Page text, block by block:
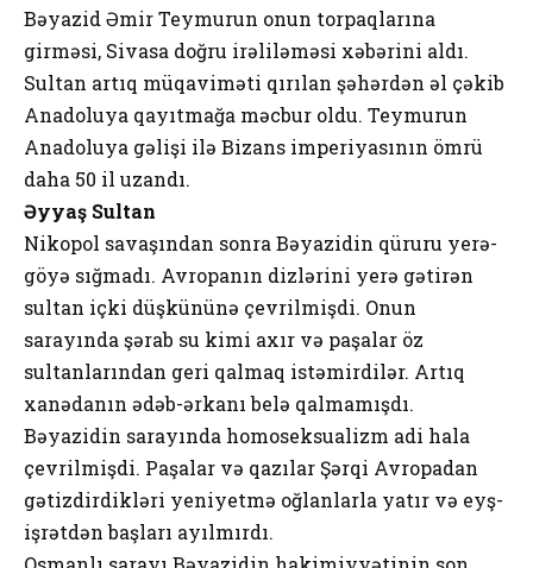
Bəyazid Əmir Teymurun onun torpaqlarına
girməsi, Sivasa doğru irəliləməsi xəbərini aldı.
Sultan artıq müqaviməti qırılan şəhərdən əl çəkib
Anadoluya qayıtmağa məcbur oldu. Teymurun
Anadoluya gəlişi ilə Bizans imperiyasının ömrü
daha 50 il uzandı.
Əyyaş Sultan
Nikopol savaşından sonra Bəyazidin qüruru yerə-
göyə sığmadı. Avropanın dizlərini yerə gətirən
sultan içki düşkününə çevrilmişdi. Onun
sarayında şərab su kimi axır və paşalar öz
sultanlarından geri qalmaq istəmirdilər. Artıq
xanədanın ədəb-ərkanı belə qalmamışdı.
Bəyazidin sarayında homoseksualizm adi hala
çevrilmişdi. Paşalar və qazılar Şərqi Avropadan
gətizdirdikləri yeniyetmə oğlanlarla yatır və eyş-
işrətdən başları ayılmırdı.